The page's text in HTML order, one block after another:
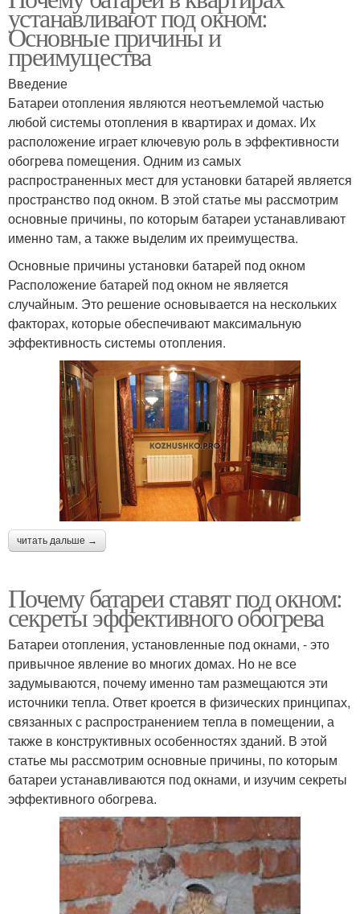
устанавливают под окном:
Основные причины и
преимущества
Введение
Батареи отопления являются неотъемлемой частью
любой системы отопления в квартирах и домах. Их
расположение играет ключевую роль в эффективности
обогрева помещения. Одним из самых
распространенных мест для установки батарей является
пространство под окном. В этой статье мы рассмотрим
основные причины, по которым батареи устанавливают
именно там, а также выделим их преимущества.
Основные причины установки батарей под окном
Расположение батарей под окном не является
случайным. Это решение основывается на нескольких
факторах, которые обеспечивают максимальную
эффективность системы отопления.
читать дальше →
Почему батареи ставят под окном:
секреты эффективного обогрева
Батареи отопления, установленные под окнами, - это
привычное явление во многих домах. Но не все
задумываются, почему именно там размещаются эти
источники тепла. Ответ кроется в физических принципах,
связанных с распространением тепла в помещении, а
также в конструктивных особенностях зданий. В этой
статье мы рассмотрим основные причины, по которым
батареи устанавливаются под окнами, и изучим секреты
эффективного обогрева.